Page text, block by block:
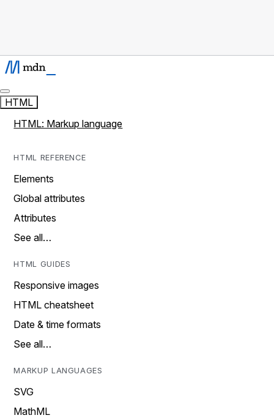
HTML
HTML: Markup language
HTML REFERENCE
Elements
Global attributes
Attributes
See all…
HTML GUIDES
Responsive images
HTML cheatsheet
Date & time formats
See all…
MARKUP LANGUAGES
SVG
MathML